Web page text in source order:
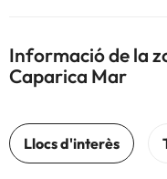
Informació de la
Caparica Mar